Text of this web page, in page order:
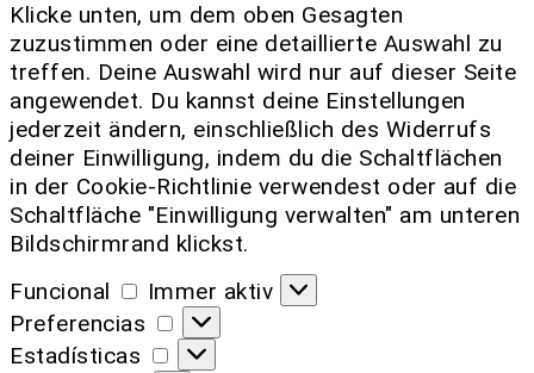
Klicke unten, um dem oben Gesagten
zuzustimmen oder eine detaillierte Auswahl zu
treffen. Deine Auswahl wird nur auf dieser Seite
angewendet. Du kannst deine Einstellungen
jederzeit ändern, einschließlich des Widerrufs
deiner Einwilligung, indem du die Schaltflächen
in der Cookie-Richtlinie verwendest oder auf die
Schaltfläche "Einwilligung verwalten" am unteren
Bildschirmrand klickst.
Funcional
Immer aktiv
Preferencias
Estadísticas